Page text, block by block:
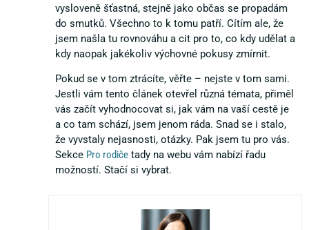
vysloveně šťastná, stejně jako občas se propadám
do smutků. Všechno to k tomu patří. Cítím ale, že
jsem našla tu rovnováhu a cit pro to, co kdy udělat a
kdy naopak jakékoliv výchovné pokusy zmírnit.
Pokud se v tom ztrácíte, věřte – nejste v tom sami.
Jestli vám tento článek otevřel různá témata, přiměl
vás začít vyhodnocovat si, jak vám na vaší cestě je
a co tam schází, jsem jenom ráda. Snad se i stalo,
že vyvstaly nejasnosti, otázky. Pak jsem tu pro vás.
Sekce Pro rodiče tady na webu vám nabízí řadu
možností. Stačí si vybrat.